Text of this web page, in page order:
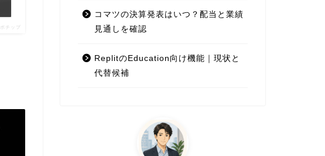
ポチップ
コマツの決算発表はいつ？配当と業績
見通しを確認
ReplitのEducation向け機能｜現状と
代替候補